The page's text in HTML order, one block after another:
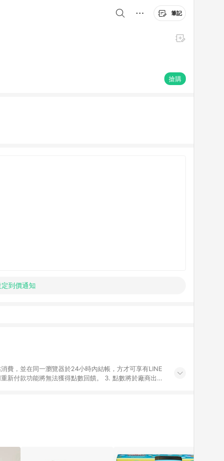
筆記
搶購
定到價通知
費，並在同一瀏覽器於24小時內結帳，方才可享有LINE
新付款功能將無法獲得點數回饋。 3. 點數將於廠商出貨
方進行訂單資格確認。 康達盛通線上購物希望提供簡